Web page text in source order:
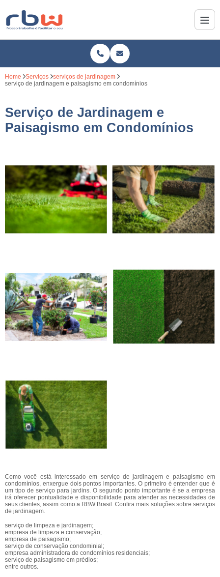
Home Serviços
serviços de jardinagem
serviço de jardinagem e paisagismo em condomínios
Serviço de Jardinagem e
Paisagismo em Condomínios
Como você está interessado em serviço de jardinagem e paisagismo em
condomínios, enxergue dois pontos importantes. O primeiro é entender que é
um tipo de serviço para jardins. O segundo ponto importante é se a empresa
irá oferecer pontualidade e disponibilidade para atender as necessidades de
seus clientes, assim como a RBW Brasil. Confira mais soluções sobre serviços
de jardinagem.
serviço de limpeza e jardinagem;
empresa de limpeza e conservação;
empresa de paisagismo;
serviço de conservação condominial;
empresa administradora de condomínios residenciais;
serviço de paisagismo em prédios;
entre outros.